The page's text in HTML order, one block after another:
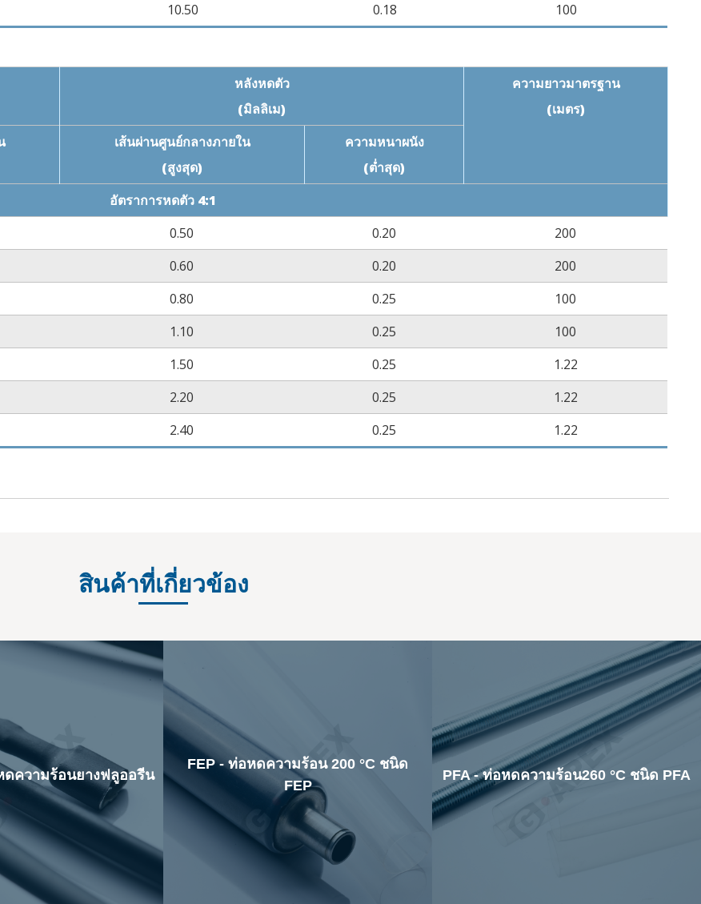
10.50 0.18 100
หลังหดตัว
(มิลลิเม)
ความยาวมาตรฐาน
(เมตร)
เส้นผ่านศูนย์กลางภายใน
(สูงสุด)
ความหนาผนัง
(ต่ำสุด)
อัตราการหดตัว 4:1
0.50 0.20
200
0.60 0.20
200
0.80 0.25
100
1.10 0.25
100
1.50 0.25
1.22
2.20 0.25
1.22
2.40 0.25 1.22
สินค้าที่เกี่ยวข้อง
ดความร้อนยางฟลูออรีน
FEP - ท่อหดความร้อน 200 °C ชนิด
FEP
PFA - ท่อหดความร้อน260 °C ชนิด PFA